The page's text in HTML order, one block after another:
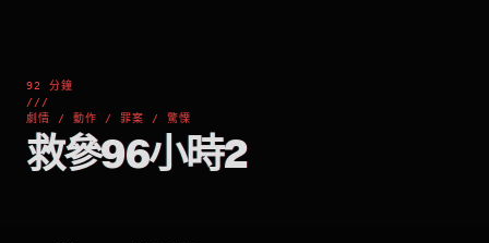
92 分鐘
///
劇情 / 動作 / 罪案 / 驚慄
救參96小時2